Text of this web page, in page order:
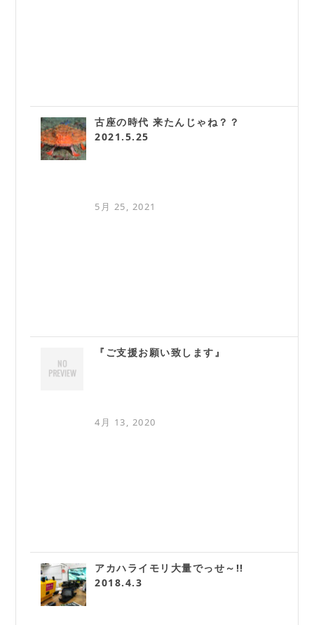
古座の時代 来たんじゃね？？
2021.5.25
5月 25, 2021
『ご支援お願い致します』
4月 13, 2020
アカハライモリ大量でっせ～!!
2018.4.3